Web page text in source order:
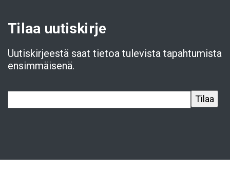
Tilaa uutiskirje
Uutiskirjeestä saat tietoa tulevista tapahtumista
ensimmäisenä.